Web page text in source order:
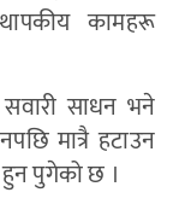
कामहरू
सवारी साधन भने
मात्रै हटाउन
पुगेको छ ।